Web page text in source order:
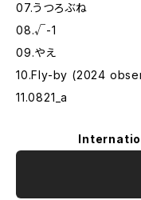
07.うつろぶね
08.√-1
09.やえ
10.Fly-by (2024
11.0821_a